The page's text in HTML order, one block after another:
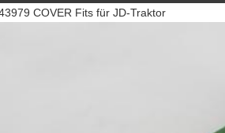
COVER Fits für JD-Traktor